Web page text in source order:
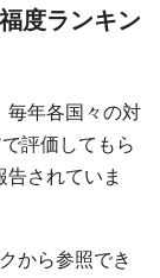
度ランキン
毎年各国々の対
評価してもら
されていま
から参照でき